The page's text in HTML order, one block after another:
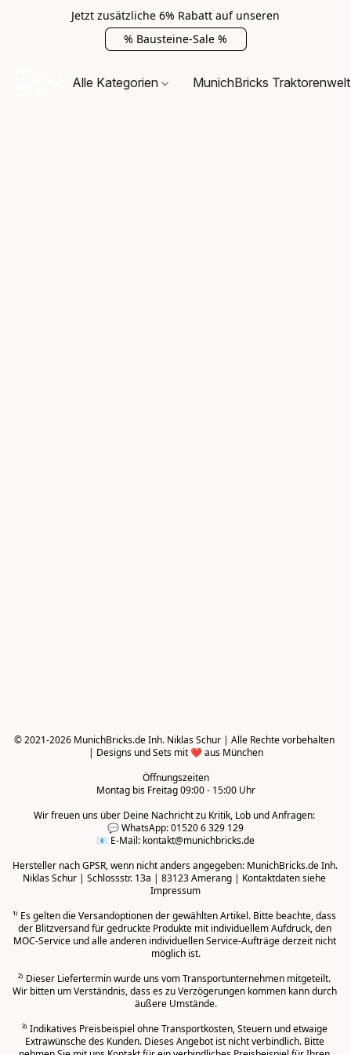
Jetzt zusätzliche 6% Rabatt auf unseren
% Bausteine-Sale %
Alle Kategorien MunichBricks Traktorenwelt
© 2021-2026 MunichBricks.de Inh. Niklas Schur | Alle Rechte vorbehalten
| Designs und Sets mit ❤️ aus München
Öffnungszeiten
Montag bis Freitag 09:00 - 15:00 Uhr
Wir freuen uns über Deine Nachricht zu Kritik, Lob und Anfragen:
💬 WhatsApp: 01520 6 329 129
📧 E-Mail: kontakt@munichbricks.de
Hersteller nach GPSR, wenn nicht anders angegeben: MunichBricks.de Inh.
Niklas Schur | Schlossstr. 13a | 83123 Amerang | Kontaktdaten siehe
Impressum
¹⁾ Es gelten die Versandoptionen der gewählten Artikel. Bitte beachte, dass
der Blitzversand für gedruckte Produkte mit individuellem Aufdruck, den
MOC-Service und alle anderen individuellen Service-Aufträge derzeit nicht
möglich ist.
²⁾ Dieser Liefertermin wurde uns vom Transportunternehmen mitgeteilt.
Wir bitten um Verständnis, dass es zu Verzögerungen kommen kann durch
äußere Umstände.
³⁾ Indikatives Preisbeispiel ohne Transportkosten, Steuern und etwaige
Extrawünsche des Kunden. Dieses Angebot ist nicht verbindlich. Bitte